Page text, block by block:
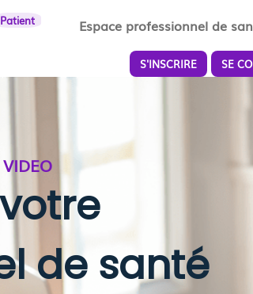
Patient Espace professionnel de
S'INSCRIRE SE
de santé